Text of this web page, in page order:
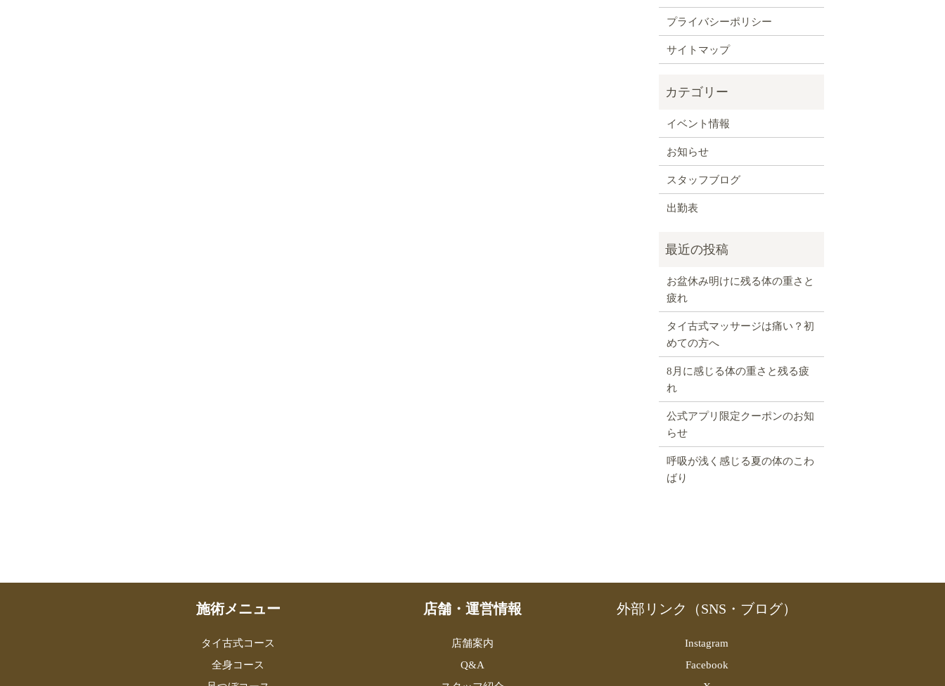
プライバシーポリシー
サイトマップ
イベント情報
お知らせ
スタッフブログ
出勤表
お盆休み明けに残る体の重さと
疲れ
タイ古式マッサージは痛い？初
めての方へ
8月に感じる体の重さと残る疲
れ
公式アプリ限定クーポンのお知
らせ
呼吸が浅く感じる夏の体のこわ
ばり
施術メニュー
タイ古式コース
全身コース
店舗・運営情報
店舗案内
Q&A
外部リンク（SNS・ブログ）
Instagram
Facebook